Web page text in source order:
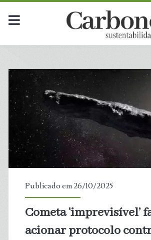
Publicado em 26/10/2025
Cometa ‘imprevisível’
acionar protocolo